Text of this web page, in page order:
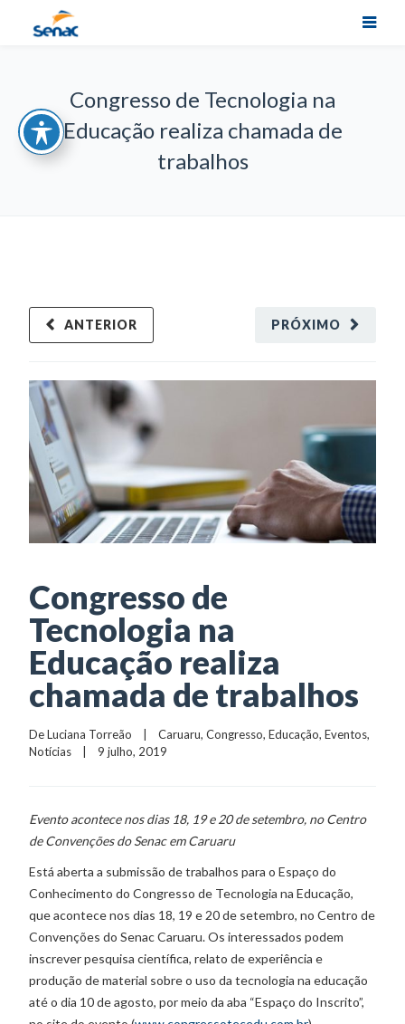
Congresso de Tecnologia na
Educação realiza chamada de
trabalhos
PRÓXIMO
ANTERIOR
Congresso de
Tecnologia na
Educação realiza
chamada de trabalhos
De Luciana Torreão
    |
Caruaru, Congresso, Educação, Eventos
Notícias
    |    9 julho, 2019
Evento acontece nos dias 18, 19 e 20 de setembro, no Centro
de Convenções do Senac em Caruaru
Está aberta a submissão de trabalhos para o Espaço do
Conhecimento do Congresso de Tecnologia na Educação,
que acontece nos dias 18, 19 e 20 de setembro, no Centro de
Convenções do Senac Caruaru. Os interessados podem
inscrever pesquisa científica, relato de experiência e
produção de material sobre o uso da tecnologia na educação
até o dia 10 de agosto, por meio da aba “Espaço do Inscrito”,